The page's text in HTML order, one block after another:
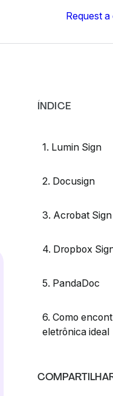
Request a
ÍNDICE
1. Lumin Sign
2. Docusign
3. Acrobat Sign
4. Dropbox
5. PandaDoc
6. Como
eletrônica ideal